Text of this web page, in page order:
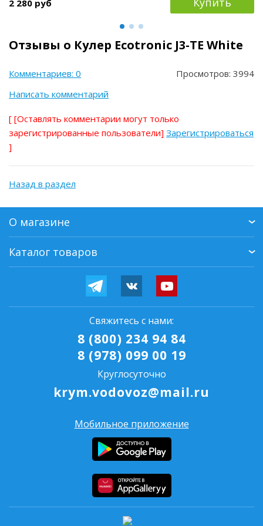
2 280 руб
Отзывы о Кулер Ecotronic J3-TE White
Комментариев: 0
Просмотров: 3994
Написать комментарий
[ [Оставлять комментарии могут только
зарегистрированные пользователи] Зарегистрироваться
]
Назад в раздел
О магазине
Каталог товаров
Свяжитесь с нами:
8 (800) 234 94 84
8 (978) 099 00 19
Круглосуточно
krym.vodovoz@mail.ru
Мобильное приложение